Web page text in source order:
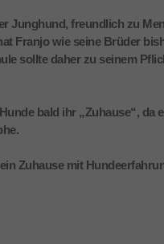
Junghund, freundlich zu
Franjo wie seine Brüder
sollte daher zu seinem
bald ihr „Zuhause“, da
Zuhause mit